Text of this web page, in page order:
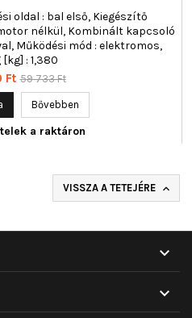
oldal : bal első, Kiegészítő
nélkül, Kombinált kapcsoló
Működési mód : elektromos,
[kg] : 1,380
Ft Normál
59 733 Ft
Bővebben
a raktáron
VISSZA A TETEJÉRE 

